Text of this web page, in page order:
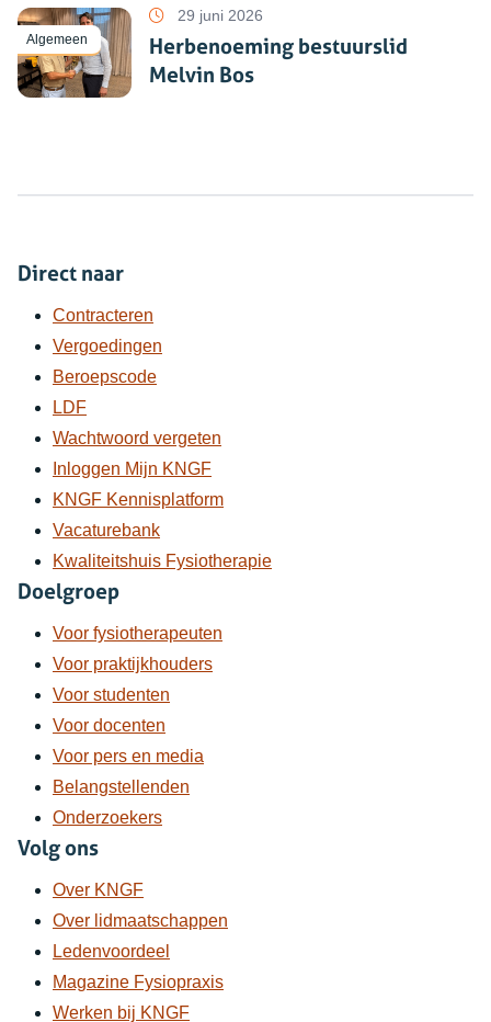
Herbenoeming bestuurslid
Melvin Bos
29 juni 2026
Algemeen
Direct naar
Contracteren
Vergoedingen
Beroepscode
LDF
Wachtwoord vergeten
Inloggen Mijn KNGF
KNGF Kennisplatform
Vacaturebank
Kwaliteitshuis Fysiotherapie
Doelgroep
Voor fysiotherapeuten
Voor praktijkhouders
Voor studenten
Voor docenten
Voor pers en media
Belangstellenden
Onderzoekers
Volg ons
Over KNGF
Over lidmaatschappen
Ledenvoordeel
Magazine Fysiopraxis
Werken bij KNGF